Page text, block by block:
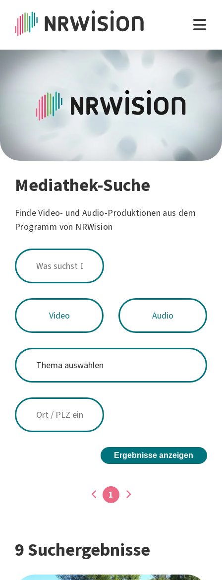
Mediathek-Suche
Finde Video- und Audio-Produktionen aus dem
Programm von NRWision
Video Audio
Ergebnisse anzeigen
1
9 Suchergebnisse